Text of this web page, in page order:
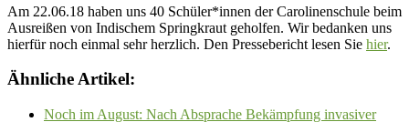
Am 22.06.18 haben uns 40 Schüler*innen der Carolinenschule beim
Ausreißen von Indischem Springkraut geholfen. Wir bedanken uns
hierfür noch einmal sehr herzlich. Den Pressebericht lesen Sie hier.
Ähnliche Artikel:
Noch im August: Nach Absprache Bekämpfung invasiver